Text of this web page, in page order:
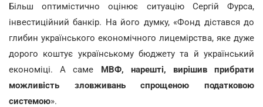
Більш оптимістично оцінює ситуацію Сергій Фурса,
інвестиційний банкір. На його думку, «Фонд дістався до
глибин українського економічного лицемірства, яке дуже
дорого коштує українському бюджету та й український
економіці. А саме МВФ, нарешті, вирішив прибрати
можливість зловживань спрощеною податковою
системою».